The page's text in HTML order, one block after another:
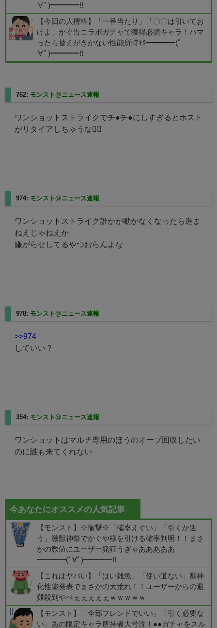
∀ﾟ)━━━━!!
【今回の人権枠】「一番当たり」「〇〇は引いてお
けよ」かぐ告コラボガチャで獲得必須キャラ！ハマ
ったら替えがきかない性能所持ｷﾀ━━━━(ﾟ
∀ﾟ)━━━━!!
762: モンスト@ニュース速報
ワンショットストライクでチ●チ●にしすぎるとホスト
がリタイアしちゃうな😶‍🌫
974: モンスト@ニュース速報
ワンショットストライク誰かが動かなくなったら進ま
ねえじゃねえか
嫌がらせしてるやつおらんよな
978: モンスト@ニュース速報
>>974
していい？
354: モンスト@ニュース速報
ワンショットはマルチ専用のほうのオーブ回収したい
のに誰も来てくれない
今あなたにオススメの人気記事
【モンスト】※衝撃※「確率えぐい」「引くか迷
う」激獣神祭でかぐや様を引ける確率判明！！まさ
かの数値にユーザー発狂うぎゃあああああ
━━━━(ﾟ∀ﾟ)━━━━!!
【これはヤバい】「はい雑魚」「使い道ない」獣神
化性能発表でまさかの大荒れ！！ユーザーからの避
難殺到やべぇぇぇぇぇｗｗｗｗｗ
【モンスト】「全部フレンドでいい」「引く必要な
い」あの限定キャラ所持者大号泣！●●ガチャをスル